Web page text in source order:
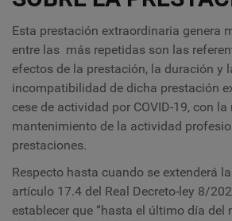
Esta prestación extraordinaria genera
entre las más repetidas son las
efectos de la prestación, la duración y
incompatibilidad de dicha prestación
cese de actividad por COVID-19, con
mantenimiento de la actividad
prestaciones.
Respecto hasta cuando se extenderá
artículo 17.4 del Real Decreto-ley 8/
establecer que “hasta el último día del